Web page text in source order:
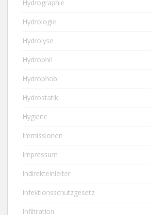
Hydrographie
Hydrologie
Hydrolyse
Hydrophil
Hydrophob
Hydrostatik
Hygiene
Immissionen
Impressum
Indirekteinleiter
Infektionsschutzgesetz
Infiltration